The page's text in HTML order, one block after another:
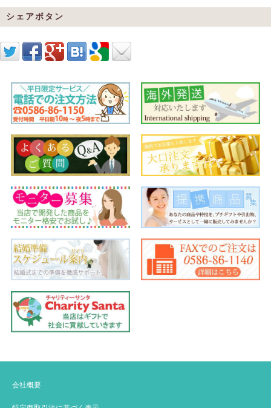
シェアボタン
会社概要